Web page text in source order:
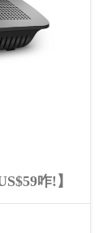
咋!】